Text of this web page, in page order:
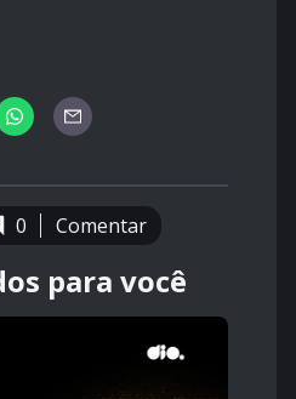
0 Comentar
para você